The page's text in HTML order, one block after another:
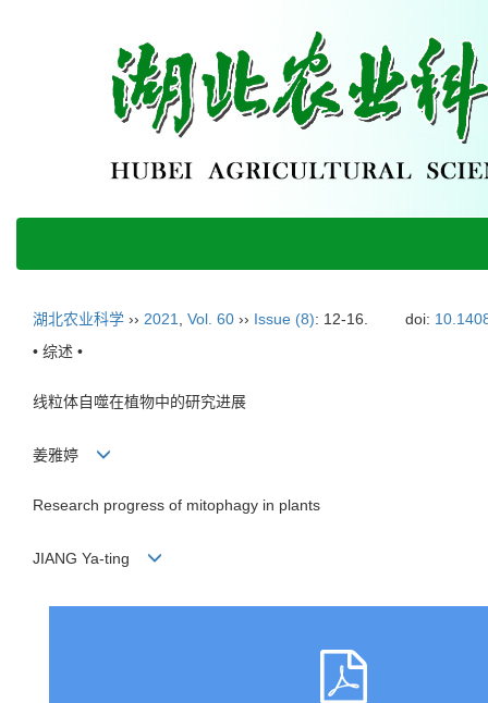
湖北农业科学 ›› 2021 Vol. 60 ›› Issue (8): 12-16. doi:
• 综述 •
线粒体自噬在植物中的研究进展
姜雅婷
Research progress of mitophagy in plants
JIANG Ya-ting